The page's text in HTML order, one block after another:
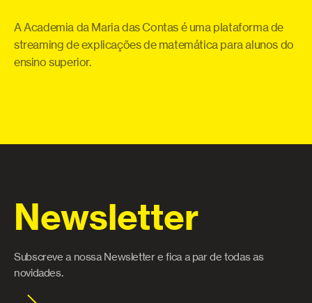
A Academia da Maria das Contas é uma plataforma de
streaming de explicações de matemática para alunos do
ensino superior.
Newsletter
Subscreve a nossa Newsletter e fica a par de todas as
novidades.